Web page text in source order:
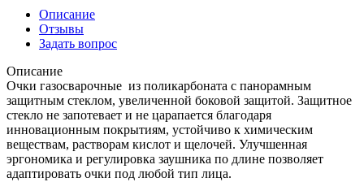
Описание
Отзывы
Задать вопрос
Описание
Очки газосварочные из поликарбоната с панорамным
защитным стеклом, увеличенной боковой защитой. Защитное
стекло не запотевает и не царапается благодаря
инновационным покрытиям, устойчиво к химическим
веществам, растворам кислот и щелочей. Улучшенная
эргономика и регулировка заушника по длине позволяет
адаптировать очки под любой тип лица.